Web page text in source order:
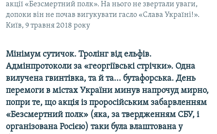
КТАТ
Усі сайти RFE/RL
акції «Безсмертний полк». На нього не звертали уваги,
допоки він не почав вигукувати гасло «Слава Україні!».
Київ, 9 травня 2018 року
Мінімум сутичок. Тролінг від ельфів.
Адмінпротоколи за «георгіївські стрічки». Одна
вилучена гвинтівка, та й та... бутафорська. День
перемоги в містах України минув напрочуд мирно,
попри те, що акція із проросійським забарвленням
«Безсмертний полк» (яка, за твердженням СБУ, і
організована Росією) таки була влаштована у